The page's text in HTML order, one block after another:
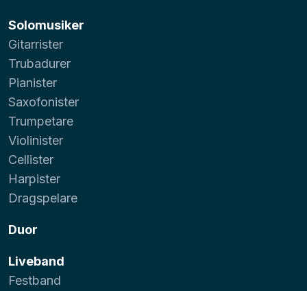
Solomusiker
Gitarrister
Trubadurer
Pianister
Saxofonister
Trumpetare
Violinister
Cellister
Harpister
Dragspelare
Duor
Liveband
Festband